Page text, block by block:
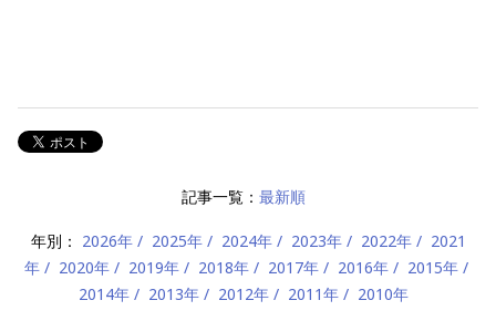
記事一覧： 最新順
年別： 2026年 2025年 2024年 2023年 2022年
2021
年
2020年 2019年 2018年 2017年 2016年
2015年
2014年
2013年 2012年 2011年 2010年